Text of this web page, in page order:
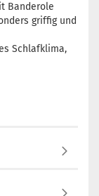
Banderole
griffig und
Schlafklima,